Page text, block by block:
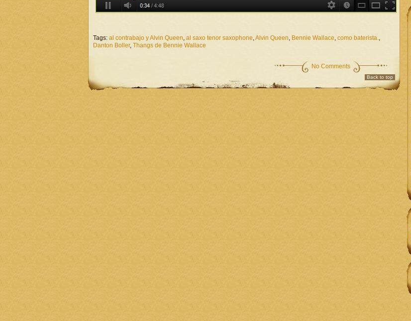
Tags: al contrabajo y Alvin Queen, al saxo tenor saxophone,Alvin Queen, Bennie Wallace, como baterista.,
Danton Boller, Thangs de Bennie Wallace
No Comments
Back to top